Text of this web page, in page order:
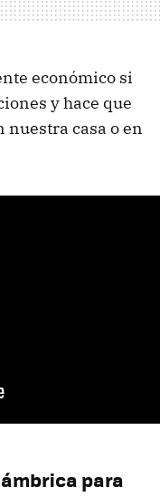
económico si
y hace que
nuestra casa o en
para